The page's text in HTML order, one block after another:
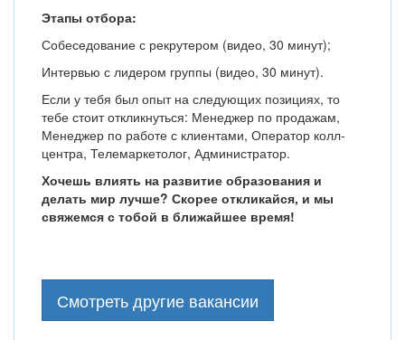
Этапы отбора:
Собеседование с рекрутером (видео, 30 минут);
Интервью с лидером группы (видео, 30 минут).
Если у тебя был опыт на следующих позициях, то
тебе стоит откликнуться: Менеджер по продажам,
Менеджер по работе с клиентами, Оператор колл-
центра, Телемаркетолог, Администратор.
Хочешь влиять на развитие образования и
делать мир лучше? Скорее откликайся, и мы
свяжемся с тобой в ближайшее время!
Смотреть другие вакансии